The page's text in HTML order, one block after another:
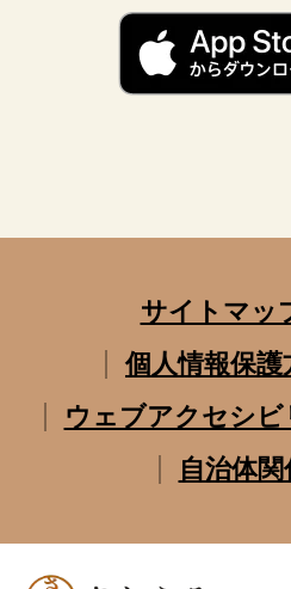
サイトマッ
個人情報保護
ウェブアクセシ
自治体